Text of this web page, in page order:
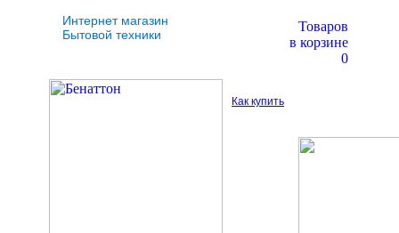
Интернет магазин
Бытовой техники
Товаров
в корзине
0
Как купить